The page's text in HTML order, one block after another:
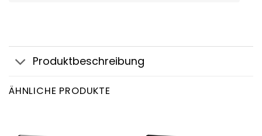
Produktbeschreibung
ÄHNLICHE PRODUKTE